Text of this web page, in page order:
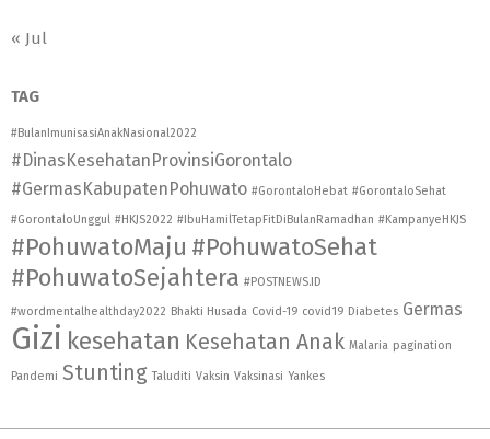
« Jul
TAG
#BulanImunisasiAnakNasional2022
#DinasKesehatanProvinsiGorontalo
#GermasKabupatenPohuwato #GorontaloHebat #GorontaloSehat
#GorontaloUnggul #HKJS2022 #IbuHamilTetapFitDiBulanRamadhan #KampanyeHKJS
#PohuwatoMaju #PohuwatoSehat
#PohuwatoSejahtera #POSTNEWS.ID
#wordmentalhealthday2022 Bhakti Husada Covid-19 covid19 Diabetes Germas
Gizi kesehatan Kesehatan Anak Malaria pagination
Pandemi Stunting Taluditi Vaksin Vaksinasi Yankes